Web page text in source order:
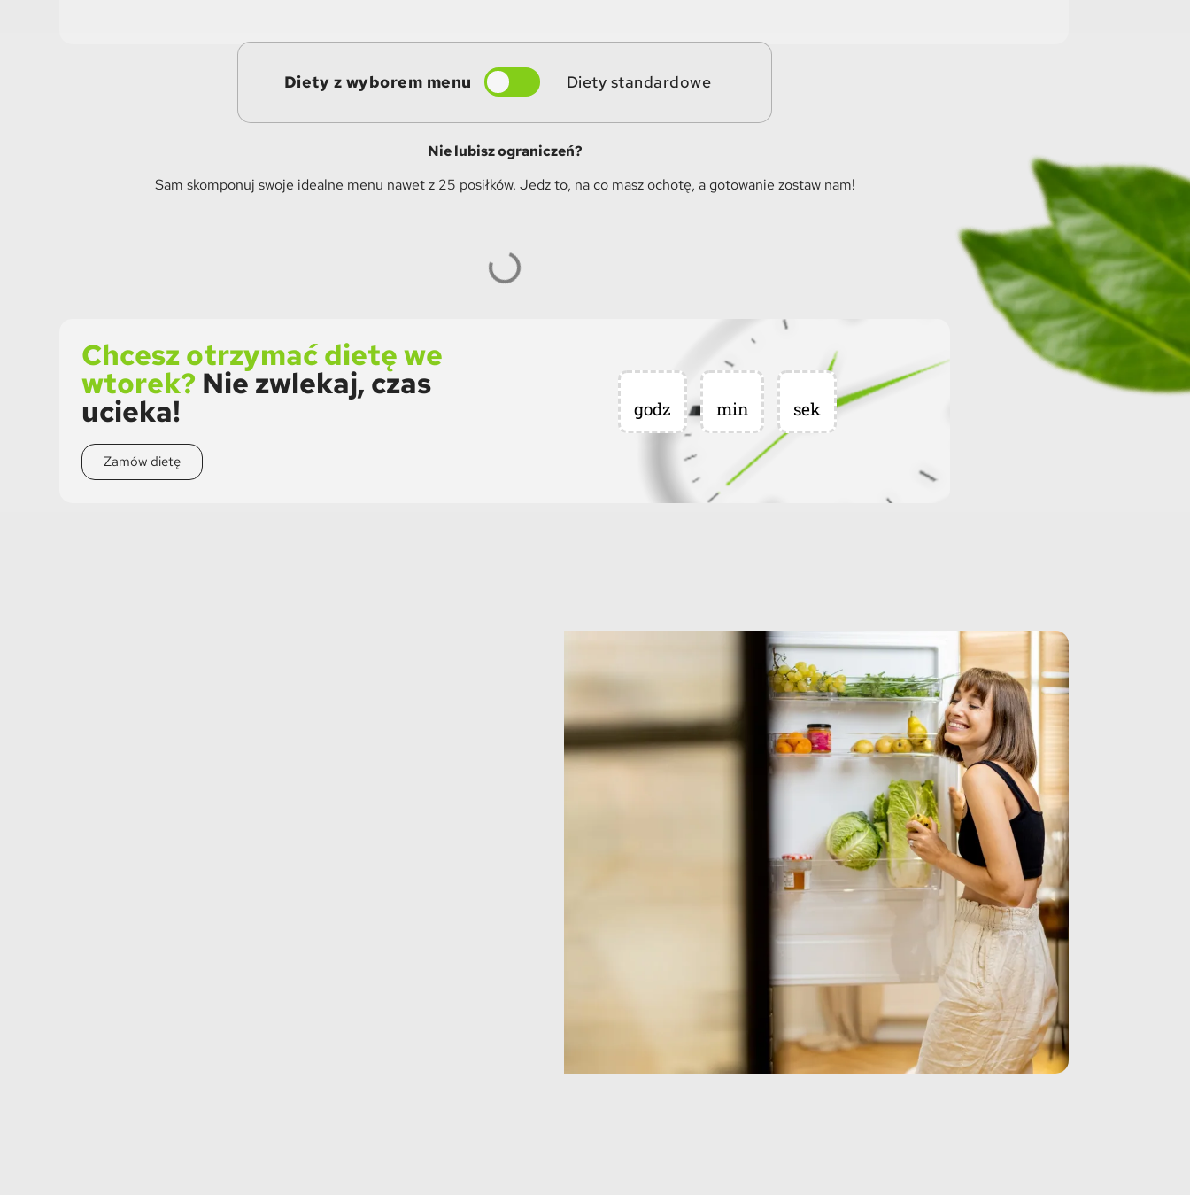
Diety z wyborem menu Diety standardowe
Nie lubisz ograniczeń?
Sam skomponuj swoje idealne menu nawet z 25 posiłków. Jedz to, na co masz ochotę, a gotowanie zostaw nam!
Chcesz otrzymać dietę we
wtorek? Nie zwlekaj, czas
ucieka!
Zamów dietę
godz min sek